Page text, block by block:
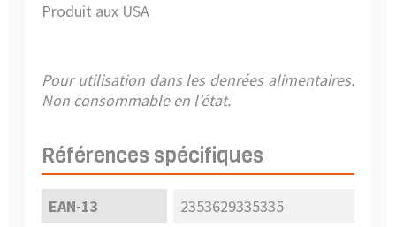
Produit aux USA
Pour utilisation dans les denrées alimentaires.
Non consommable en l'état.
Références spécifiques
EAN-13 2353629335335